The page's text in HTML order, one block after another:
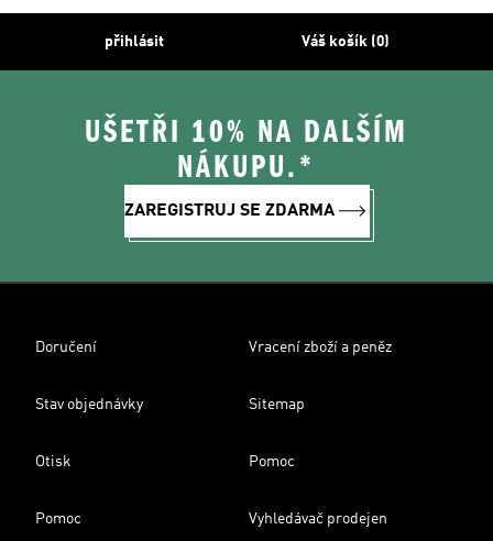
přihlásit Váš košík (0)
UŠETŘI 10% NA DALŠÍM
NÁKUPU.*
ZAREGISTRUJ SE ZDARMA
Doručení Vracení zboží a peněz
Stav objednávky Sitemap
Otisk Pomoc
Pomoc Vyhledávač prodejen